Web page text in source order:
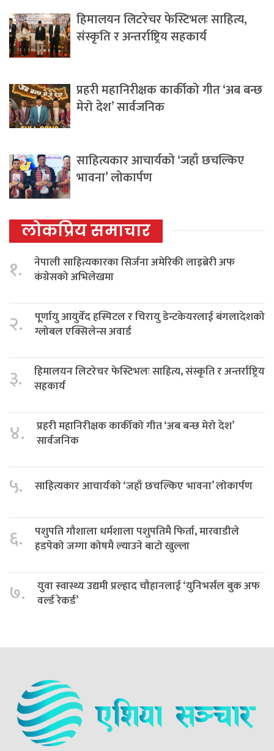
हिमालयन लिटरेचर फेस्टिभलः साहित्य,
संस्कृति र अन्तर्राष्ट्रिय सहकार्य
प्रहरी महानिरीक्षक कार्कीको गीत ‘अब बन्छ
मेरो देश’ सार्वजनिक
साहित्यकार आचार्यको ‘जहाँ छचल्किए
भावना’ लोकार्पण
लोकप्रिय समाचार
१.
नेपाली साहित्यकारका सिर्जना अमेरिकी लाइब्रेरी अफ
कंग्रेसको अभिलेखमा
२.
पूर्णायु आयुर्वेद हस्पिटल र चिरायु डेन्टकेयरलाई बंगलादेशको
ग्लोबल एक्सिलेन्स अवार्ड
३.
हिमालयन लिटरेचर फेस्टिभलः साहित्य, संस्कृति र अन्तर्राष्ट्रिय
सहकार्य
४.
प्रहरी महानिरीक्षक कार्कीको गीत ‘अब बन्छ मेरो देश’
सार्वजनिक
५. साहित्यकार आचार्यको ‘जहाँ छचल्किए भावना’ लोकार्पण
६.
पशुपति गौशाला धर्मशाला पशुपतिमै फिर्ता, मारवाडीले
हडपेको जग्गा कोषमै ल्याउने बाटो खुल्ला
७.
युवा स्वास्थ्य उद्यमी प्रल्हाद चौहानलाई ‘युनिभर्सल बुक अफ
वर्ल्ड रेकर्ड’